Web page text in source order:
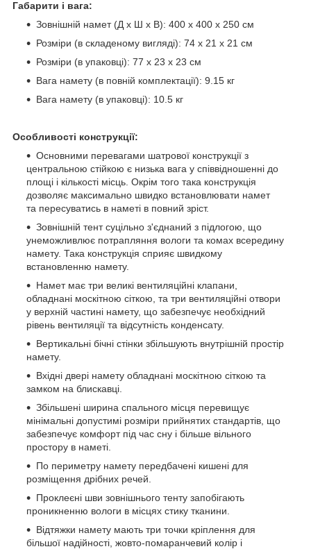
Габарити і вага:
Зовнішній намет (Д х Ш х В): 400 х 400 х 250 см
Розміри (в складеному вигляді): 74 x 21 х 21 см
Розміри (в упаковці): 77 x 23 х 23 см
Вага намету (в повній комплектації): 9.15 кг
Вага намету (в упаковці): 10.5 кг
Особливості конструкції:
Основними перевагами шатрової конструкції з
центральною стійкою є низька вага у співвідношенні до
площі і кількості місць. Окрім того така конструкція
дозволяє максимально швидко встановлювати намет
та пересуватись в наметі в повний зріст.
Зовнішній тент суцільно з'єднаний з підлогою, що
унеможливлює потрапляння вологи та комах всередину
намету. Така конструкція сприяє швидкому
встановленню намету.
Намет має три великі вентиляційні клапани,
обладнані москітною сіткою, та три вентиляційні отвори
у верхній частині намету, що забезпечує необхідний
рівень вентиляції та відсутність конденсату.
Вертикальні бічні стінки збільшують внутрішній простір
намету.
Вхідні двері намету обладнані москітною сіткою та
замком на блискавці.
Збільшені ширина спального місця перевищує
мінімальні допустимі розміри прийнятих стандартів, що
забезпечує комфорт під час сну і більше вільного
простору в наметі.
По периметру намету передбачені кишені для
розміщення дрібних речей.
Проклеєні шви зовнішнього тенту запобігають
проникненню вологи в місцях стику тканини.
Відтяжки намету мають три точки кріплення для
більшої надійності, жовто-помаранчевий колір і